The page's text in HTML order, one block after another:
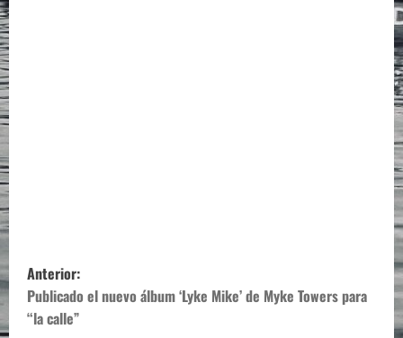
N
a
Anterior:
Publicado el nuevo álbum ‘Lyke Mike’ de Myke Towers para
“la calle”